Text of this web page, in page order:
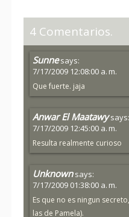
4 Comentarios.
Sunne says:
7/17/2009 12:08:00 a. m.
Que fuerte. jaja
Anwar El Maatawy says:
7/17/2009 12:45:00 a. m.
Resulta realmente curioso
Unknown says:
7/17/2009 01:38:00 a. m.
Es que no es ningun
las de Pamela).